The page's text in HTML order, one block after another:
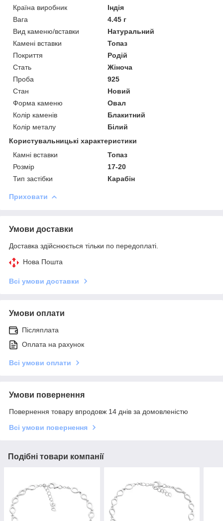
Країна виробник
Індія
Вага
4.45 г
Вид каменю/вставки
Натуральний
Камені вставки
Топаз
Покриття
Родій
Стать
Жіноча
Проба
925
Стан
Новий
Форма каменю
Овал
Колір каменів
Блакитний
Колір металу
Білий
Користувальницькі характеристики
Камні вставки
Топаз
Розмір
17-20
Тип застібки
Карабін
Приховати
Умови доставки
Доставка здійснюється тільки по передоплаті.
Нова Пошта
Всі умови доставки
Умови оплати
Післяплата
Оплата на рахунок
Всі умови оплати
Умови повернення
Повернення товару впродовж 14 днів за домовленістю
Всі умови повернення
Подібні товари компанії